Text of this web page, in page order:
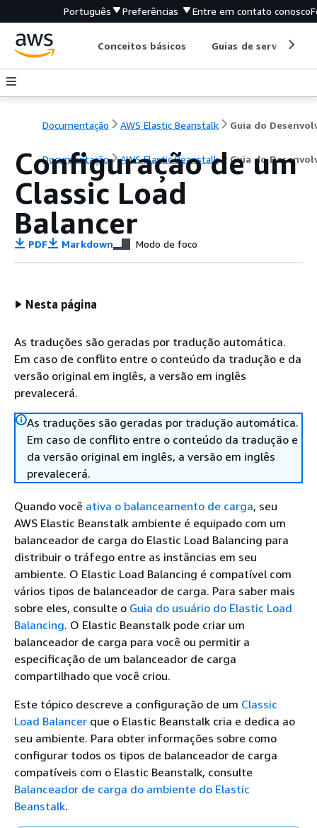
Português Preferências Entre em contato conosco
Conceitos básicos Guias de serviço
Documentação AWS Elastic Beanstalk
Documentação AWS Elastic Beanstalk Guia do
Configuração de um
Classic Load
Balancer
PDF Markdown Modo de foco
Nesta página
As traduções são geradas por tradução automática.
Em caso de conflito entre o conteúdo da tradução e da
versão original em inglês, a versão em inglês
prevalecerá.
As traduções são geradas por tradução automática.
Em caso de conflito entre o conteúdo da tradução e
da versão original em inglês, a versão em inglês
prevalecerá.
Quando você ativa o balanceamento de carga, seu
AWS Elastic Beanstalk ambiente é equipado com um
balanceador de carga do Elastic Load Balancing para
distribuir o tráfego entre as instâncias em seu
ambiente. O Elastic Load Balancing é compatível com
vários tipos de balanceador de carga. Para saber mais
sobre eles, consulte o Guia do usuário do Elastic Load
Balancing. O Elastic Beanstalk pode criar um
balanceador de carga para você ou permitir a
especificação de um balanceador de carga
compartilhado que você criou.
Este tópico descreve a configuração de um Classic
Load Balancer que o Elastic Beanstalk cria e dedica ao
seu ambiente. Para obter informações sobre como
configurar todos os tipos de balanceador de carga
compatíveis com o Elastic Beanstalk, consulte
Balanceador de carga do ambiente do Elastic
Beanstalk.